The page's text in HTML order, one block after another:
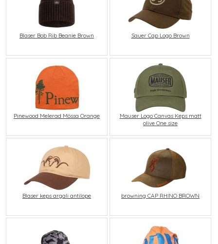
Blaser Bob Rib Beanie Brown Sauer Cap Logo Brown
Pinewood Melerad Mössa Orange
Mauser Logo Canvas Keps matt
olive One size
Blaser keps argali antilope browning CAP RHINO BROWN